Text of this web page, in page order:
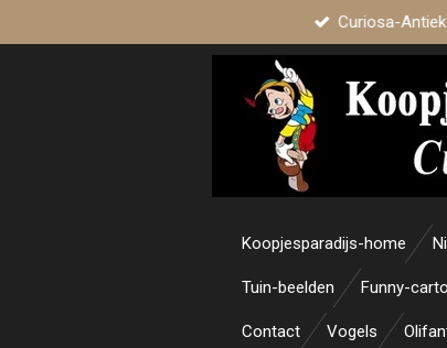
Curiosa-
Koopjesparadijs-home
Tuin-beelden Funny-
Contact Vogels